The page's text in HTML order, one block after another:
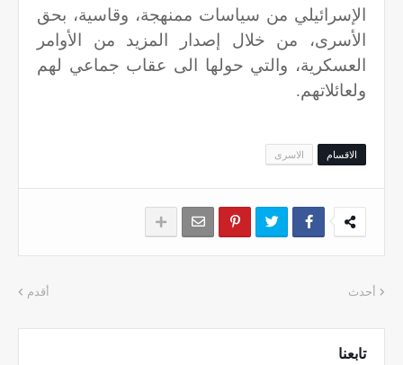
الإسرائيلي من سياسات ممنهجة، وقاسية، بحق
الأسرى، من خلال إصدار المزيد من الأوامر
العسكرية، والتي حولها الى عقاب جماعي لهم
ولعائلاتهم.
الاقسام الاسرى
أحدث أقدم
تابعنا